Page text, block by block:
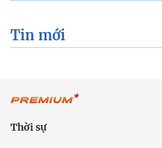
Tin mới
Thời sự